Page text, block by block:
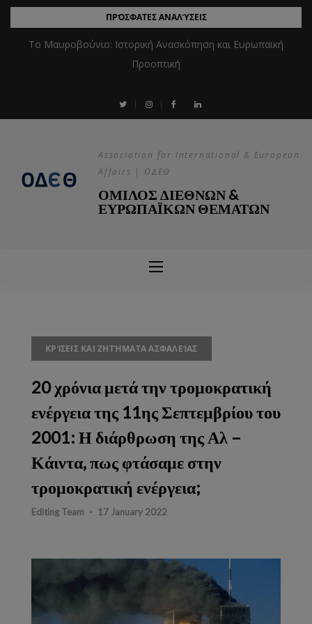
ΠΡΌΣΦΑΤΕΣ ΑΝΑΛΎΣΕΙΣ
Το Μαυροβούνιο: Ιστορική Ανασκόπηση και Ευρωπαϊκή
Προοπτική
Association for International & European
Affairs | ΟΔΕΘ
ΟΜΙΛΟΣ ΔΙΕΘΝΩΝ &
ΕΥΡΩΠΑΪΚΩΝ ΘΕΜΑΤΩΝ
ΚΡΊΣΕΙΣ ΚΑΙ ΖΗΤΉΜΑΤΑ ΑΣΦΑΛΕΊΑΣ
20 χρόνια μετά την τρομοκρατική
ενέργεια της 11ης Σεπτεμβρίου του
2001: Η διάρθρωση της Αλ –
Κάιντα, πως φτάσαμε στην
τρομοκρατική ενέργεια;
Editing Team - 17 January 2022